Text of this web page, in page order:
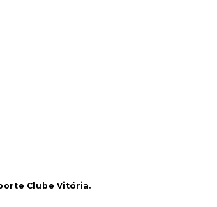
Clube Vitória.